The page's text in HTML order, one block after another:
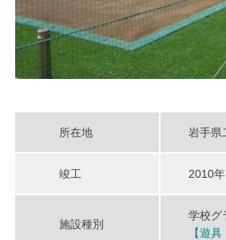
所在地 岩手県
竣工 2010年
施設種別
学校グ
【遊